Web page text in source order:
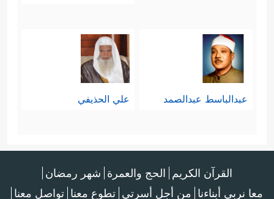
عبدالباسط عبدالصمد علي الحذيفي
القرآن الكريم الحج والعمرة شهر رمضان
معا نربي أبناءنا من أجل أسرتي تطوع معنا تواصل معنا